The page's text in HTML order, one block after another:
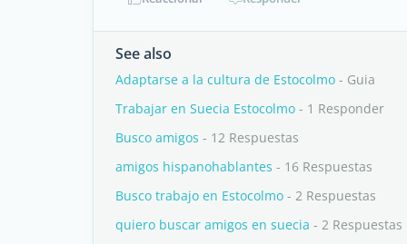
See also
Adaptarse a la cultura de Estocolmo - Guia
Trabajar en Suecia Estocolmo - 1 Responder
Busco amigos - 12 Respuestas
amigos hispanohablantes - 16 Respuestas
Busco trabajo en Estocolmo - 2 Respuestas
quiero buscar amigos en suecia - 2 Respuestas